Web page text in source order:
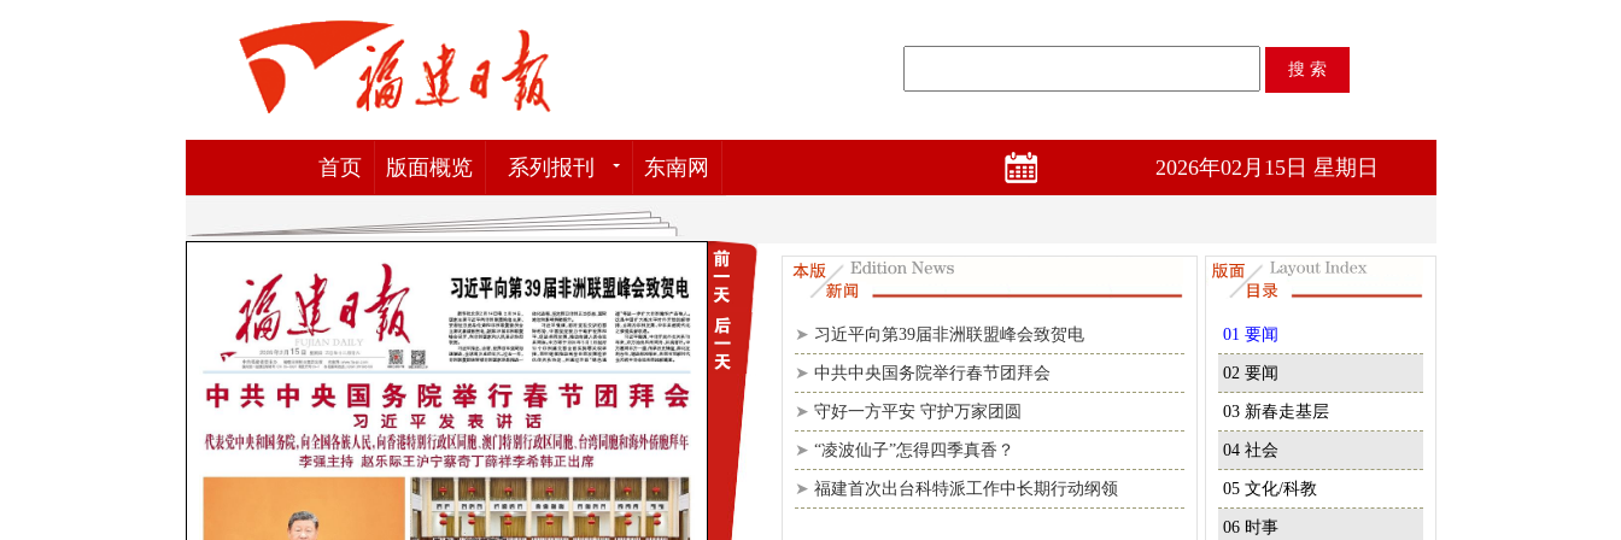
首页 版面概览 系列报刊 东南网 2026年02月15日 星期日
➤ 习近平向第39届非洲联盟峰会致贺电
➤ 中共中央国务院举行春节团拜会
➤ 守好一方平安 守护万家团圆
➤ “凌波仙子”怎得四季真香？
➤ 福建首次出台科特派工作中长期行动纲领
01 要闻
02 要闻
03 新春走基层
04 社会
05 文化/科教
06 时事